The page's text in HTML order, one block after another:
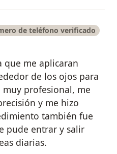
de teléfono verificado
que me aplicaran
de los ojos para
muy profesional, me
y me hizo
también fue
pude entrar y salir
diarias.